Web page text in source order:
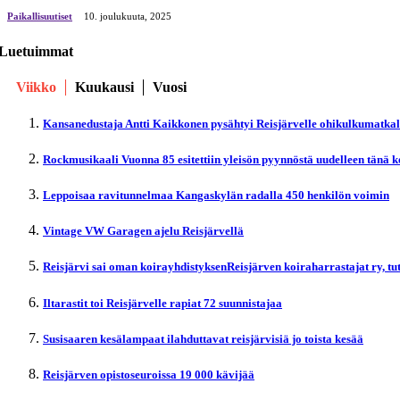
Paikallisuutiset 10. јoulukuuta, 2025
Viikko Kuukausi Vuosi
Kansanedustaja Antti Kaikkonen pysähtyi Reisjärvelle
Rockmusikaali Vuonna 85 esitettiin yleisön pyynnöstä uudelleen tänä
Leppoisaa ravitunnelmaa Kangaskylän radalla 450 henkilön voimin
Vintage VW Garagen ajelu Reisjärvellä
Reisjärvi sai oman koirayhdistyksenReisjärven koiraharrastajat ry,
Iltarastit toi Reisjärvelle rapiat 72 suunnistajaa
Susisaaren kesälampaat ilahduttavat reisjärvisiä jo toista kesää
Reisjärven opistoseuroissa 19 000 kävijää